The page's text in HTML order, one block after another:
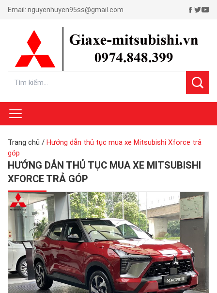
Email: nguyenhuyen95ss@gmail.com
Trang chủ / Hướng dẫn thủ tục mua xe Mitsubishi Xforce trả
góp
HƯỚNG DẪN THỦ TỤC MUA XE MITSUBISHI
XFORCE TRẢ GÓP